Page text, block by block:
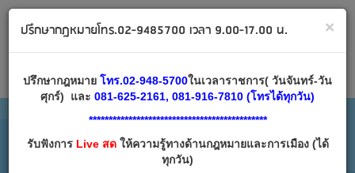
Email:decha007@decha.com
เข้าสู่ระบบ สมัครสมาชิก
×
ปรึกษากฎหมายโทร.02-9485700 เวลา 9.00-17.00 น.
ปรึกษากฎหมาย โทร.02-948-5700ในเวลาราชการ( วันจันทร์-วัน
ศุกร์) และ 081-625-2161, 081-916-7810 (โทรได้ทุกวัน)
*********************************************
รับฟังการLive สดให้ความรู้ทางด้านกฎหมายและการเมือง (ได้
ทุกวัน)